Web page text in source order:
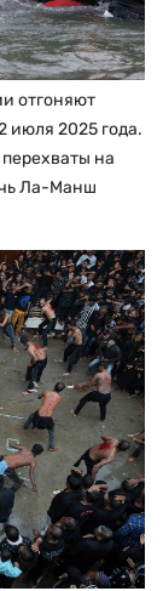
отгоняют
июля 2025 года.
на
Ла-Манш